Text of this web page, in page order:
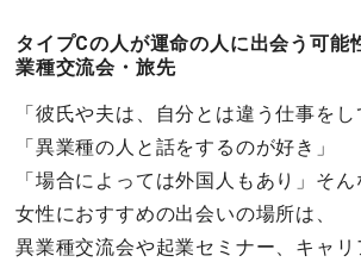
タイプCの人が運命の人に出会う可能
業種交流会・旅先
「彼氏や夫は、自分とは違う仕事をし
「異業種の人と話をするのが好き」
「場合によっては外国人もあり」そ
女性におすすめの出会いの場所は、
異業種交流会や起業セミナー、キャ